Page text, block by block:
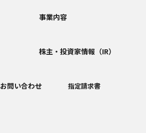
事業内容
株主・投資家情報（IR）
お問い合わせ 指定請求書